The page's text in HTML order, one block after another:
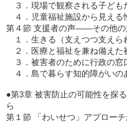
３．現場で観察される子ど
４．児童福祉施設から見え
第４節 支援者の声――その他
１．生きる（支えつつ支えら
２．医療と福祉を兼ね備え
３．被害者のために行政の窓
４．島で暮らす知的障がい
●第3章 被害防止の可能性を探
ら
第１節 「わいせつ」アプロー